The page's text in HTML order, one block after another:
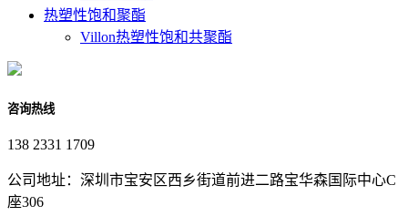
热塑性饱和聚酯
Villon热塑性饱和共聚酯
咨询热线
138 2331 1709
公司地址：深圳市宝安区西乡街道前进二路宝华森国际中心C
座306